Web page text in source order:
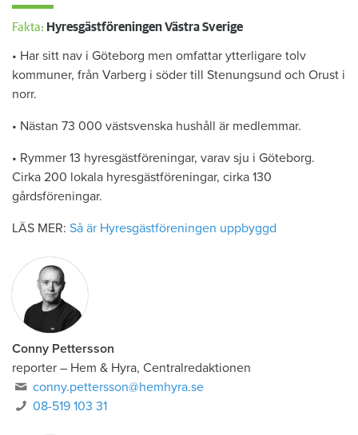
Fakta: Hyresgästföreningen Västra Sverige
• Har sitt nav i Göteborg men omfattar ytterligare tolv
kommuner, från Varberg i söder till Stenungsund och Orust i
norr.
• Nästan 73 000 västsvenska hushåll är medlemmar.
• Rymmer 13 hyresgästföreningar, varav sju i Göteborg.
Cirka 200 lokala hyresgästföreningar, cirka 130
gårdsföreningar.
LÄS MER: Så är Hyresgästföreningen uppbyggd
Conny Pettersson
reporter – Hem & Hyra, Centralredaktionen
conny.pettersson@hemhyra.se
08-519 103 31